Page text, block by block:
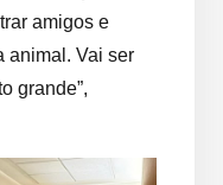
amigos e
animal. Vai ser
grande”,